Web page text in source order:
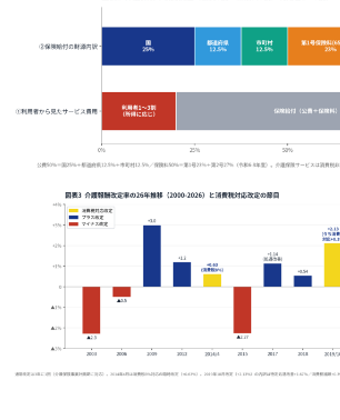
医療側で「高度医療機器・設備への還付制
を求める動きが起きる可能性。